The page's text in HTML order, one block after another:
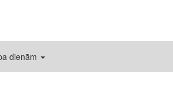
dienām